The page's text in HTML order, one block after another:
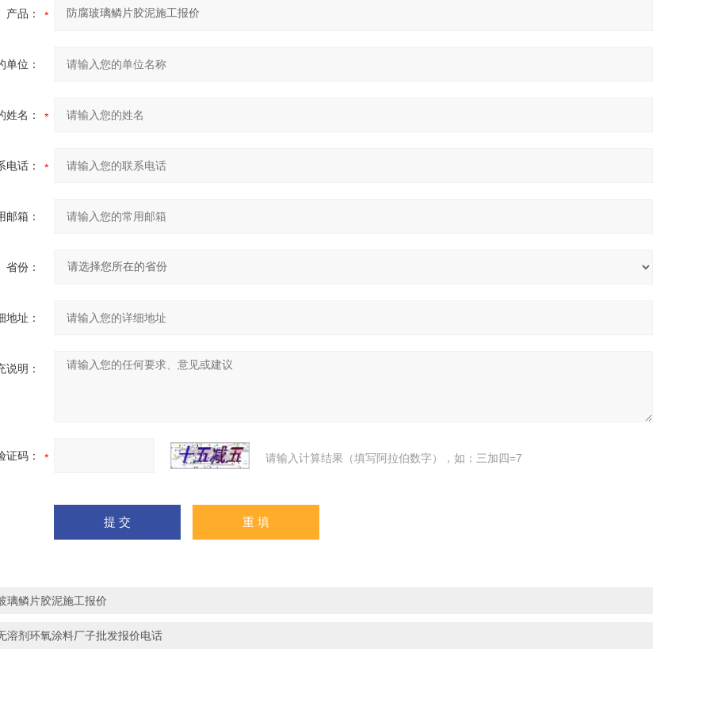
产品：
单位：
姓名：
电话：
邮箱：
省份：
地址：
说明：
证码： 请输入计算结果（填写阿拉伯数字），如：三加四=7
璃鳞片胶泥施工报价
溶剂环氧涂料厂子批发报价电话